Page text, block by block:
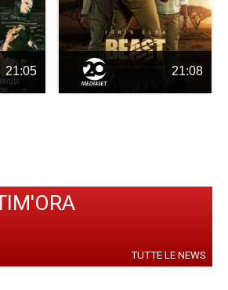
21:05 21:08
TUTTE LE NEWS